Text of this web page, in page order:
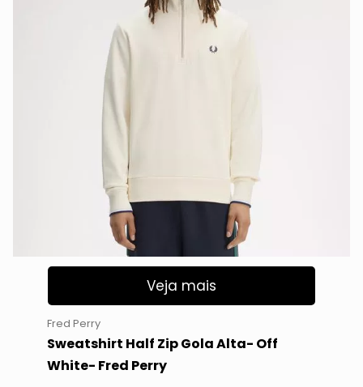
Veja mais
Fred Perry
Sweatshirt Half Zip Gola Alta- Off
White- Fred Perry